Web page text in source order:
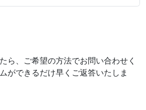
ら、ご希望の方法でお問い合わせく
ができるだけ早くご返答いたしま